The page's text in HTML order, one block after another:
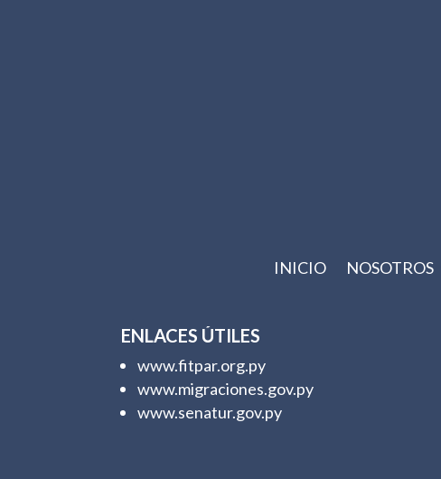
INICIO NOSOTROS
ENLACES ÚTILES
www.fitpar.org.py
www.migraciones.gov.py
www.senatur.gov.py